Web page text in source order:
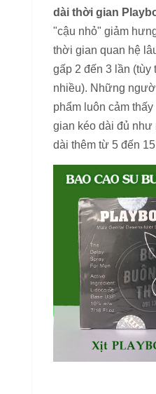
dài thời gian
"cậu nhỏ" giảm
thời gian quan hệ
gấp 2 đến 3 lần (tùy
nhiều). Những
phẩm luôn cảm
gian kéo dài đủ như
dài thêm từ 5 đến